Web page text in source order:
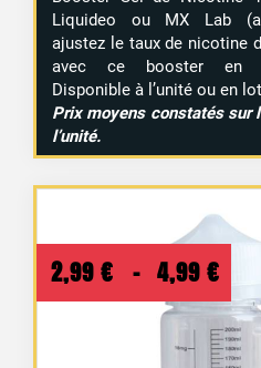
Liquideo ou MX Lab
ajustez le taux de nicotine
avec ce booster en
Disponible à l’unité ou en
Prix moyens constatés sur
l’unité.
2,99 € – 4,99 €
de
prix :